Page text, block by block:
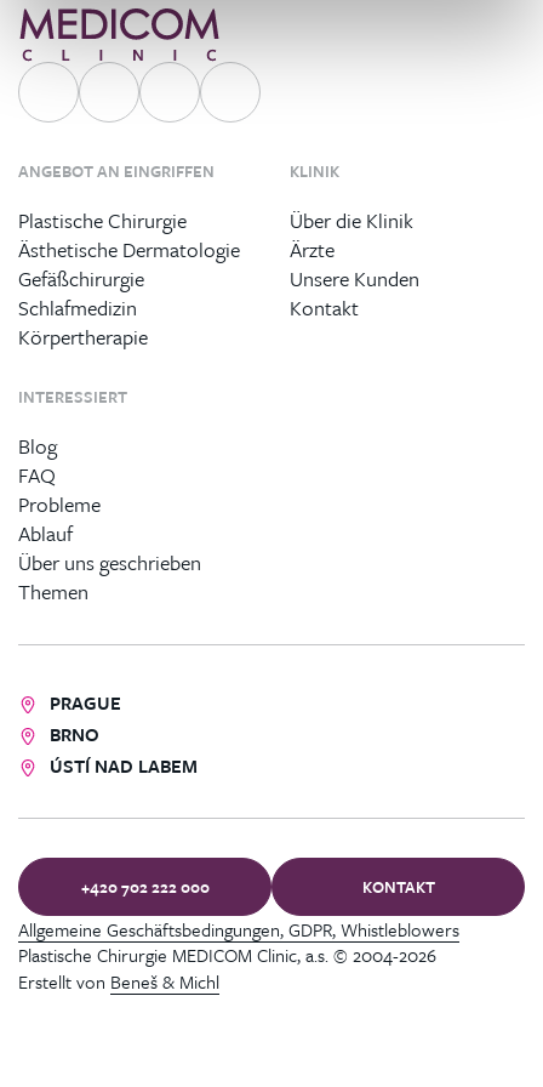
ANGEBOT AN EINGRIFFEN
Plastische Chirurgie
Ästhetische Dermatologie
Gefäßchirurgie
Schlafmedizin
Körpertherapie
KLINIK
Über die Klinik
Ärzte
Unsere Kunden
Kontakt
INTERESSIERT
Blog
FAQ
Probleme
Ablauf
Über uns geschrieben
Themen
PRAGUE
BRNO
ÚSTÍ NAD LABEM
+420 702 222 000 KONTAKT
Plastische Chirurgie MEDICOM Clinic, a.s. © 2004-2026
Allgemeine Geschäftsbedingungen, GDPR, Whistleblowers
Erstellt von Beneš & Michl